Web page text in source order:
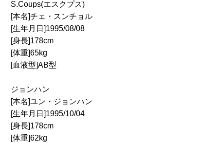
S.Coups(エスクプス)
[本名]チェ・スンチョル
[生年月日]1995/08/08
[身長]178cm
[体重]65kg
[血液型]AB型
ジョンハン
[本名]ユン・ジョンハン
[生年月日]1995/10/04
[身長]178cm
[体重]62kg